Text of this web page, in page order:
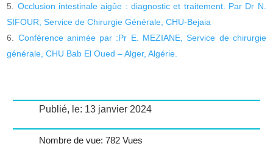
Occlusion intestinale aigûe : diagnostic et traitement. Par Dr N.
SIFOUR, Service de Chirurgie Générale, CHU-Bejaia
Conférence animée par :Pr E. MEZIANE, Service de chirurgie
générale, CHU Bab El Oued – Alger, Algérie.
Publié, le: 13 janvier 2024
Nombre de vue: 782 Vues